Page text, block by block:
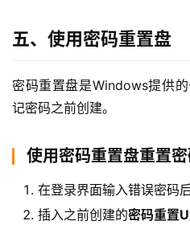
五、使用密码重置盘
密码重置盘是Windows提供
记密码之前创建。
使用密码重置盘重置
在登录界面输入错误密码
插入之前创建的密码重置